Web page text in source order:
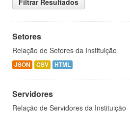
Filtrar Resultados
Setores
Relação de Setores da Instituição
JSON CSV HTML
Servidores
Relação de Servidores da Instituição